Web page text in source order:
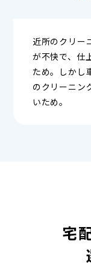
近所のクリー
が不快で、仕
ため。しかし
のクリーニン
いため。
宅